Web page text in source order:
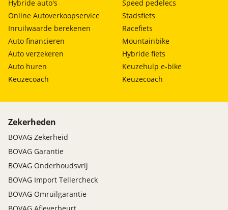
Hybride auto's
Online Autoverkoopservice
Inruilwaarde berekenen
Auto financieren
Auto verzekeren
Auto huren
Keuzecoach
Speed pedelecs
Stadsfiets
Racefiets
Mountainbike
Hybride fiets
Keuzehulp e-bike
Keuzecoach
Zekerheden
BOVAG Zekerheid
BOVAG Garantie
BOVAG Onderhoudsvrij
BOVAG Import Tellercheck
BOVAG Omruilgarantie